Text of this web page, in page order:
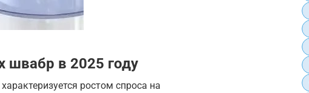
швабр в 2025 году
ростом спроса на